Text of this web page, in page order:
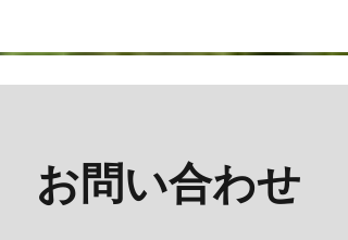
お問い合わせ